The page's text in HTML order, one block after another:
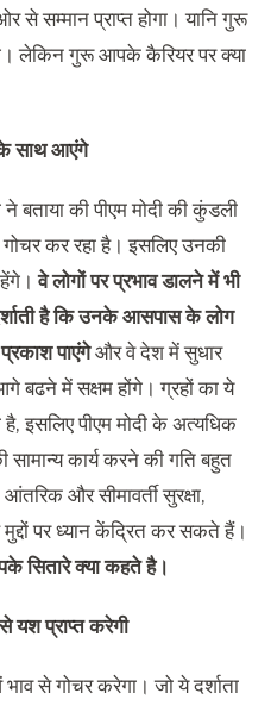
से सम्‍मान प्राप्‍त होगा। यानि गुरू
लेकिन गुरू आपके कैरियर पर क्‍या
के साथ आएंगे
ने बताया की पीएम मोदी की कुंडली
कर रहा है। इसलिए उनकी
वे लोगों पर प्रभाव डालने में भी
है कि उनके आसपास के लोग
पाएंगेऔर वे देश में सुधार
बढने में सक्षम होंगे। ग्रहों का ये
इसलिए पीएम मोदी के अत्‍यधिक
कार्य करने की गति बहुत
आंतरिक और सीमावर्ती सुरक्षा,
पर ध्यान केंद्रित कर सकते हैं।
सितारे क्‍या कहते है।
यश प्राप्‍त करेगी
से गोचर करेगा। जो ये दर्शाता